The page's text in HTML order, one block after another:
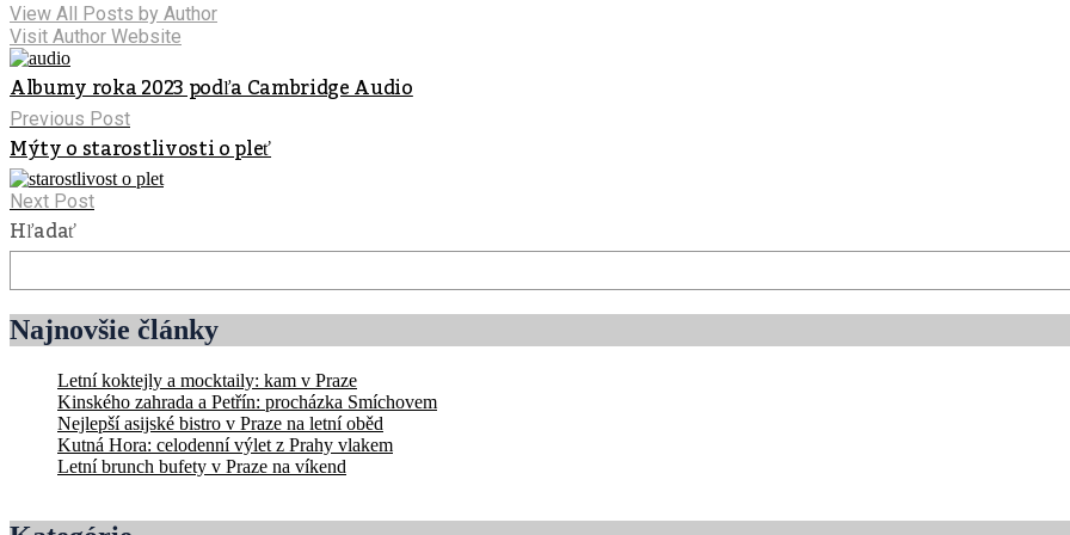
View All Posts by Author
Visit Author Website
Albumy roka 2023 podľa Cambridge Audio
Previous Post
Mýty o starostlivosti o pleť
Next Post
Hľadať
Najnovšie články
Letní koktejly a mocktaily: kam v Praze
Kinského zahrada a Petřín: procházka Smíchovem
Nejlepší asijské bistro v Praze na letní oběd
Kutná Hora: celodenní výlet z Prahy vlakem
Letní brunch bufety v Praze na víkend